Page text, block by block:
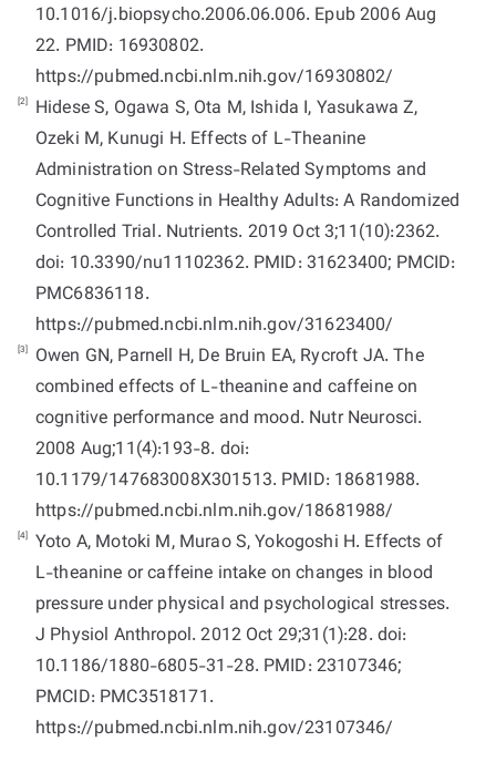
10.1016/j.biopsycho.2006.06.006. Epub 2006 Aug
22. PMID: 16930802.
https://pubmed.ncbi.nlm.nih.gov/16930802/
[2]
Hidese S, Ogawa S, Ota M, Ishida I, Yasukawa Z,
Ozeki M, Kunugi H. Effects of L-Theanine
Administration on Stress-Related Symptoms and
Cognitive Functions in Healthy Adults: A Randomized
Controlled Trial. Nutrients. 2019 Oct 3;11(10):2362.
doi: 10.3390/nu11102362. PMID: 31623400; PMCID:
PMC6836118.
https://pubmed.ncbi.nlm.nih.gov/31623400/
[3]
Owen GN, Parnell H, De Bruin EA, Rycroft JA. The
combined effects of L-theanine and caffeine on
cognitive performance and mood. Nutr Neurosci.
2008 Aug;11(4):193-8. doi:
10.1179/147683008X301513. PMID: 18681988.
https://pubmed.ncbi.nlm.nih.gov/18681988/
[4] Yoto A, Motoki M, Murao S, Yokogoshi H. Effects of
L-theanine or caffeine intake on changes in blood
pressure under physical and psychological stresses.
J Physiol Anthropol. 2012 Oct 29;31(1):28. doi:
10.1186/1880-6805-31-28. PMID: 23107346;
PMCID: PMC3518171.
https://pubmed.ncbi.nlm.nih.gov/23107346/